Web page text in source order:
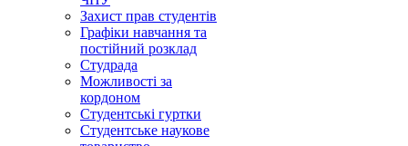
Захист прав студентів
Графіки навчання та
постійний розклад
Студрада
Можливості за
кордоном
Студентські гуртки
Студентське наукове